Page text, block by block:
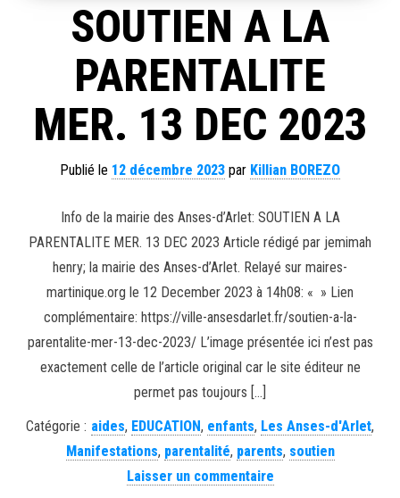
SOUTIEN A LA
PARENTALITE
MER. 13 DEC 2023
Publié le 12 décembre 2023 par Killian BOREZO
Info de la mairie des Anses-d’Arlet: SOUTIEN A LA
PARENTALITE MER. 13 DEC 2023 Article rédigé par jemimah
henry; la mairie des Anses-d’Arlet. Relayé sur maires-
martinique.org le 12 December 2023 à 14h08: « » Lien
complémentaire: https://ville-ansesdarlet.fr/soutien-a-la-
parentalite-mer-13-dec-2023/ L’image présentée ici n’est pas
exactement celle de l’article original car le site éditeur ne
permet pas toujours […]
Catégorie : aides, EDUCATION, enfants, Les Anses-d'Arlet,
Manifestations, parentalité, parents, soutien
Laisser un commentaire